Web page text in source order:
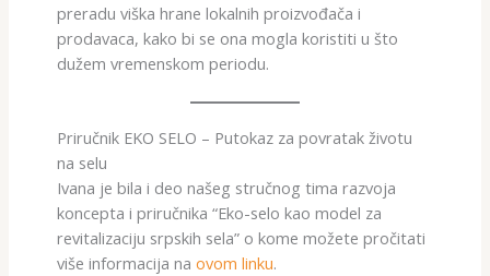
preradu viška hrane lokalnih proizvođača i
prodavaca, kako bi se ona mogla koristiti u što
dužem vremenskom periodu.
Priručnik EKO SELO – Putokaz za povratak životu
na selu
Ivana je bila i deo našeg stručnog tima razvoja
koncepta i priručnika “Eko-selo kao model za
revitalizaciju srpskih sela” o kome možete pročitati
više informacija na ovom linku.